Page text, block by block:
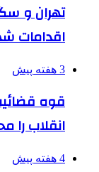
تهران و
اقدامات
3 هفته پیش
قوه
انقلاب را
4 هفته پیش